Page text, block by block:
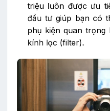
triệu luôn được ưu
đầu tư giúp bạn có
phụ kiện quan
kính lọc (filter).